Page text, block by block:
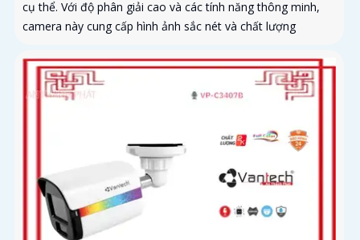
cụ thể. Với độ phân giải cao và các tính năng thông minh,
camera này cung cấp hình ảnh sắc nét và chất lượng